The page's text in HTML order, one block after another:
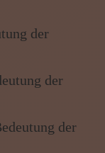
der
der
der